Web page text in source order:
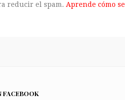
reducir el spam. Aprende cómo
FACEBOOK